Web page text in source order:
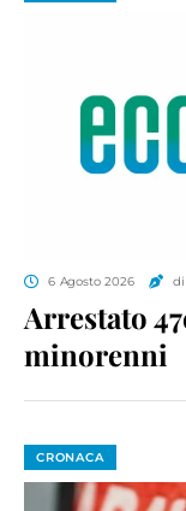
6 Agosto 2026
Arrestato
minorenni
CRONACA